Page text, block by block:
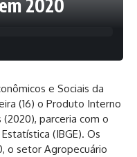
2020
e Sociais da
(16) o Produto Interno
parceria com o
(IBGE). Os
o setor Agropecuário